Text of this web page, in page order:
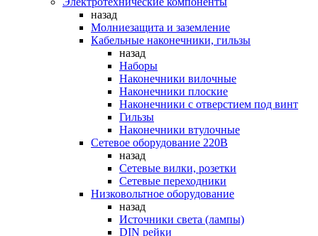
назад
Молниезащита и заземление
Кабельные наконечники, гильзы
назад
Наборы
Наконечники вилочные
Наконечники плоские
Наконечники с отверстием под винт
Гильзы
Наконечники втулочные
Сетевое оборудование 220В
назад
Сетевые вилки, розетки
Сетевые переходники
Низковольтное оборудование
назад
Источники света (лампы)
DIN рейки